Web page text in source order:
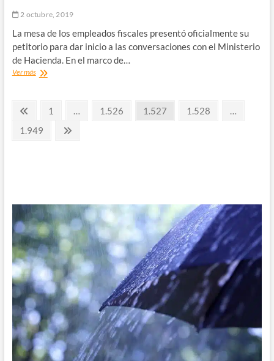
hacia
Asistentes
de
la
Educación
2 octubre, 2019
La mesa de los empleados fiscales presentó oficialmente su
petitorio para dar inicio a las conversaciones con el Ministerio
de Hacienda. En el marco de…
Ver másFuncionarios
reajuste
de
Paginación
de
PáginaPágina
1 … Página
1.526 Página
1.527 Página
1.528
…
Página
1.949
Página